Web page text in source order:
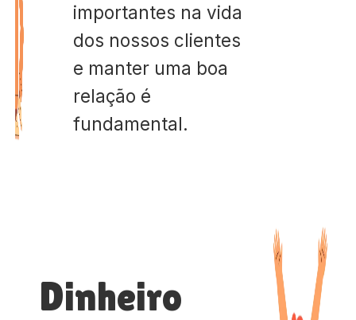
importantes na vida
dos nossos clientes
e manter uma boa
relação é
fundamental.
Dinheiro